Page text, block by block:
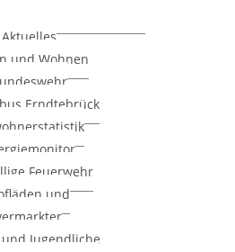
Aktuelles
und Wohnen
Erndtebrück
Feuerwehr
und
Jugendliche